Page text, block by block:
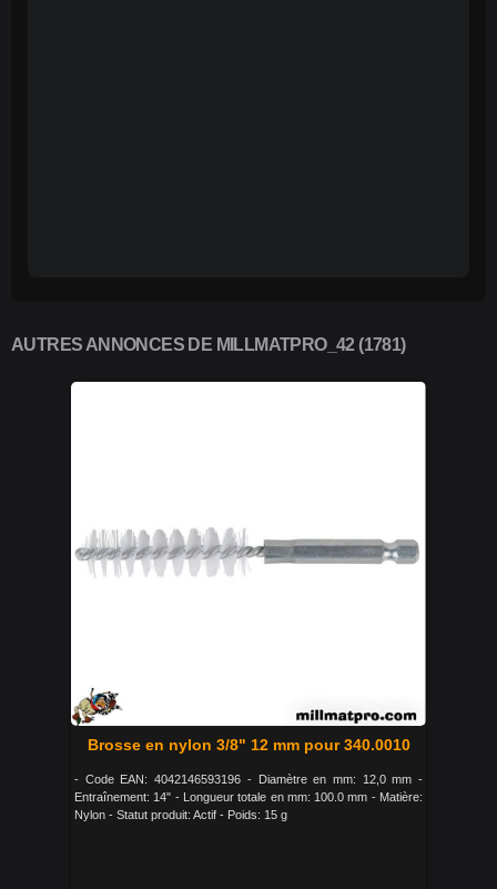
AUTRES ANNONCES DE MILLMATPRO_42 (1781)
Brosse en nylon 3/8" 12 mm pour 340.0010
- Code EAN: 4042146593196 - Diamètre en mm: 12,0 mm -
Entraînement: 14" - Longueur totale en mm: 100.0 mm - Matière:
Nylon - Statut produit: Actif - Poids: 15 g